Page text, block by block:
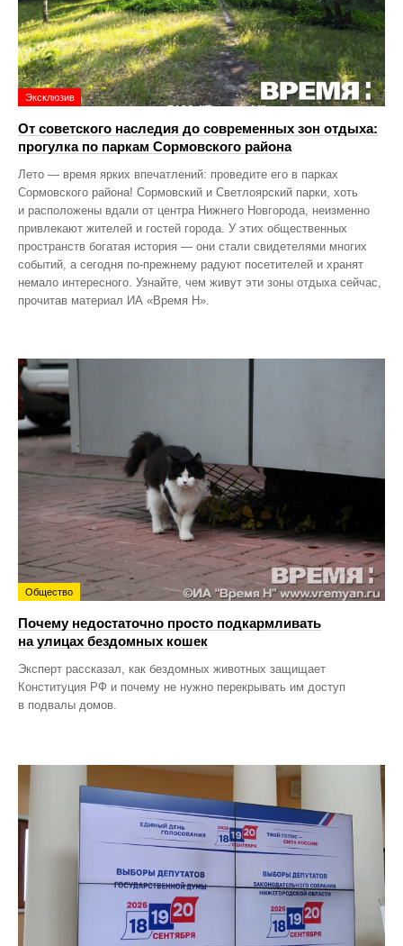
Эксклюзив
От советского наследия до современных зон отдыха:
прогулка по паркам Сормовского района
Лето — время ярких впечатлений: проведите его в парках
Сормовского района! Сормовский и Светлоярский парки, хоть
и расположены вдали от центра Нижнего Новгорода, неизменно
привлекают жителей и гостей города. У этих общественных
пространств богатая история — они стали свидетелями многих
событий, а сегодня по‑прежнему радуют посетителей и хранят
немало интересного. Узнайте, чем живут эти зоны отдыха сейчас,
прочитав материал ИА «Время Н».
Общество
Почему недостаточно просто подкармливать
на улицах бездомных кошек
Эксперт рассказал, как бездомных животных защищает
Конституция РФ и почему не нужно перекрывать им доступ
в подвалы домов.